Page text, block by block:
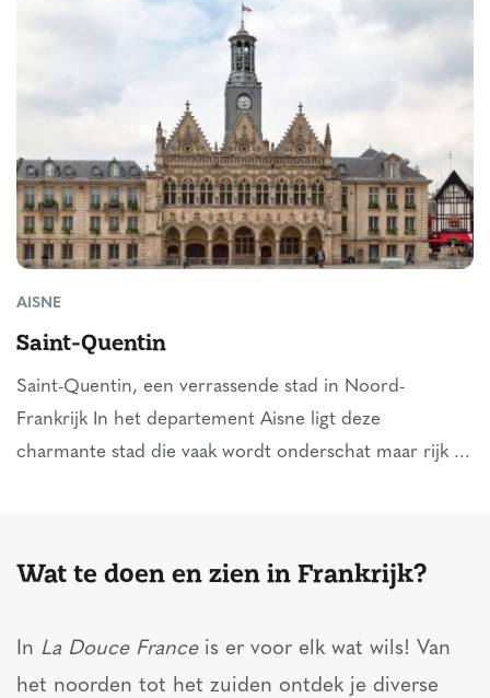
AISNE
Saint-Quentin
Saint-Quentin, een verrassende stad in Noord-
Frankrijk In het departement Aisne ligt deze
charmante stad die vaak wordt onderschat maar rijk ...
Wat te doen en zien in Frankrijk?
In La Douce Franceis er voor elk wat wils! Van
het noorden tot het zuiden ontdek je diverse